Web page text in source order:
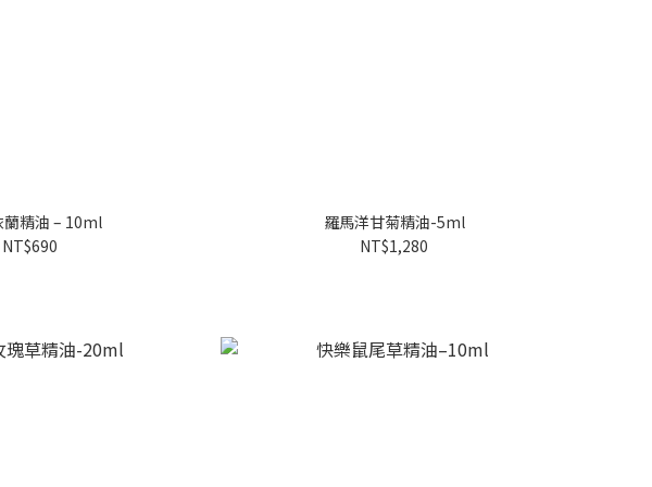
蘭精油 – 10ml
NT$690
羅馬洋甘菊精油-5ml
NT$1,280